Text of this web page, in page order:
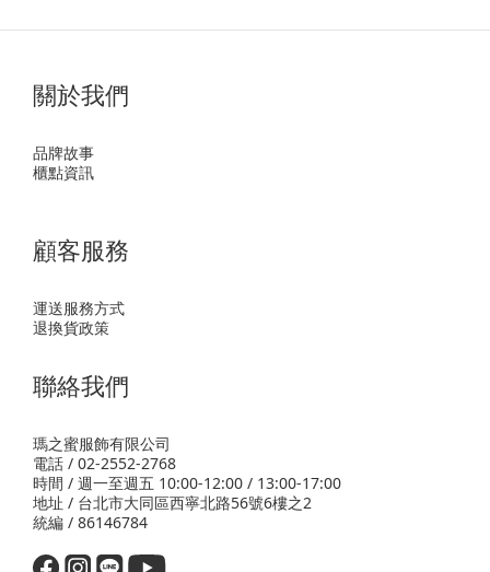
關於我們
品牌故事
櫃點資訊
顧客服務
運送服務方式
退換貨政策
聯絡我們
瑪之蜜服飾有限公司
電話 / 02-2552-2768
時間 / 週一至週五 10:00-12:00 / 13:00-17:00
地址 / 台北市大同區西寧北路56號6樓之2
統編 / 86146784